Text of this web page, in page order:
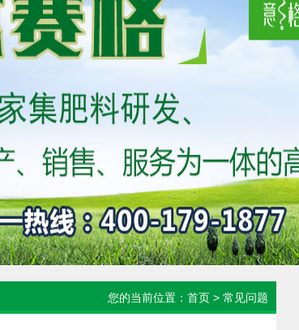
您的当前位置： 首页 > 常见问题